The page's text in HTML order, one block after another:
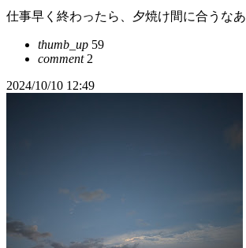
仕事早く終わったら、夕焼け間に合うなあ
thumb_up 59
comment2
2024/10/10 12:49